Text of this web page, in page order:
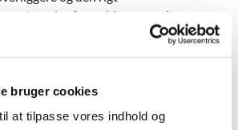
bruger cookies
at tilpasse vores indhold og
egetræsdør fra syddøren mod
desuden befinde sig i Den gamle